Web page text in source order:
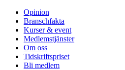
Opinion
Branschfakta
Kurser & event
Medlemstjänster
Om oss
Tidskriftspriset
Bli medlem